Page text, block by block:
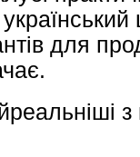
для
з